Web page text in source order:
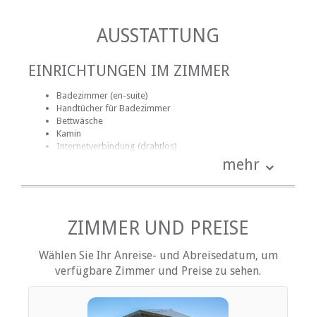
AUSSTATTUNG
EINRICHTUNGEN IM ZIMMER
Badezimmer (en-suite)
Handtücher für Badezimmer
Bettwäsche
Kamin
Internetverbindung (drahtlos)
Rauchen: nicht erlaubt
EINRICHTUNGEN AUF DEM GELÄNDE
Kinderfreundlich (alle Altersgruppen)
Garten(e)
Parkplatz (abseits der Straße)
Rauchen: Nicht drinnen
mehr
ZIMMER UND PREISE
Wählen Sie Ihr Anreise- und Abreisedatum, um
verfügbare Zimmer und Preise zu sehen.